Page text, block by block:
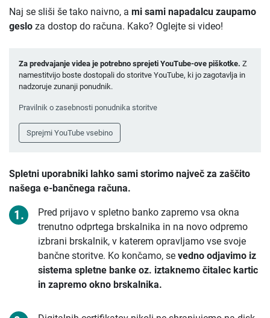
Naj se sliši še tako naivno, a mi sami napadalcu zaupamo
geslo za dostop do računa. Kako? Oglejte si video!
Za predvajanje videa je potrebno sprejeti YouTube-ove piškotke. Z
namestitvijo boste dostopali do storitve YouTube, ki jo zagotavlja in
nadzoruje zunanji ponudnik.
Pravilnik o zasebnosti ponudnika storitve
Sprejmi YouTube vsebino
Spletni uporabniki lahko sami storimo največ za zaščito
našega e-bančnega računa.
Pred prijavo v spletno banko zapremo vsa okna
trenutno odprtega brskalnika in na novo odpremo
izbrani brskalnik, v katerem opravljamo vse svoje
bančne storitve. Ko končamo, se vedno odjavimo iz
sistema spletne banke oz. iztaknemo čitalec kartic
in zapremo okno brskalnika.